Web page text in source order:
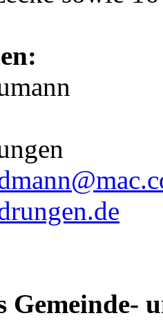
Gemeinde-